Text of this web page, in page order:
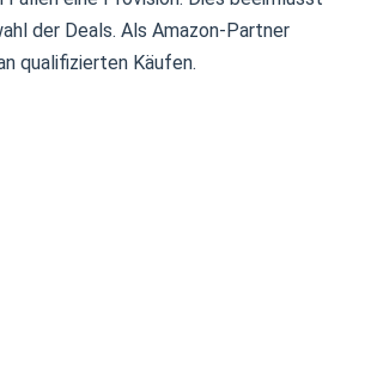
der Deals. Als Amazon-Partner
qualifizierten Käufen.